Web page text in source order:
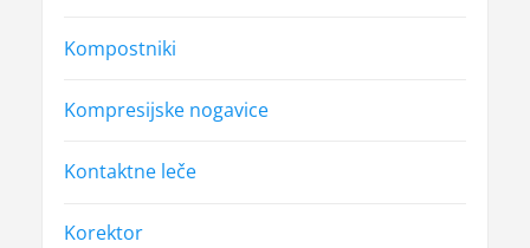
Kompostniki
Kompresijske nogavice
Kontaktne leče
Korektor